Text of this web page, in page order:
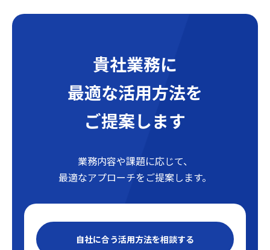
貴社業務に
最適な活用方法を
ご提案します
業務内容や課題に応じて、
最適なアプローチをご提案します。
自社に合う活用方法を相談する